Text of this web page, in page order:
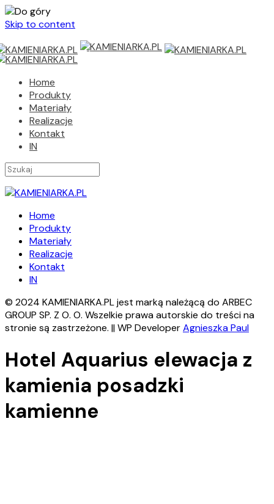
Skip to content
Home
Produkty
Materiały
Realizacje
Kontakt
IN
Home
Produkty
Materiały
Realizacje
Kontakt
IN
© 2024 KAMIENIARKA.PL jest marką należącą do ARBEC
GROUP SP. Z O. O. Wszelkie prawa autorskie do treści na
stronie są zastrzeżone. || WP DeveloperAgnieszka Paul
Hotel Aquarius elewacja z
kamienia posadzki
kamienne